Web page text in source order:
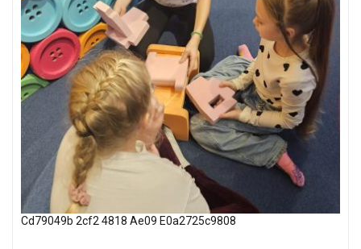
Cd79049b 2cf2 4818 Ae09 E0a2725c9808